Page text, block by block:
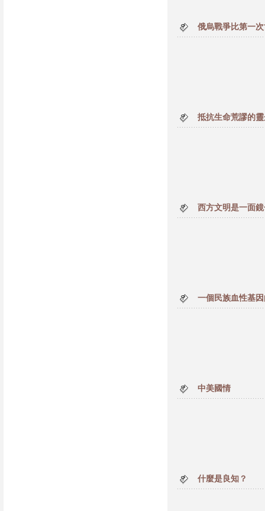
俄烏戰爭比第一
抵抗生命荒謬的
西方文明是一面
一個民族血性基
中美國情
什麼是良知？